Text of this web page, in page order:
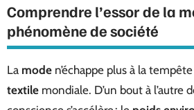
Comprendre l’essor de la
phénomène de société
La mode n’échappe plus à la
textile mondiale. D’un bout à l’autre